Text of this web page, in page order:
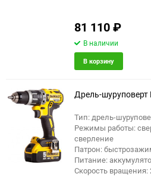
81 110₽
В наличии
В корзину
Дрель-шуруповерт
Тип: дрель-
Режимы работы:
сверление
Патрон:
Питание:
Скорость